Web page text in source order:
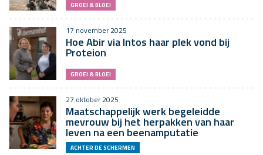
GROEI & BLOEI
17 november 2025
Hoe Abir via Intos haar plek vond bij
Proteion
GROEI & BLOEI
27 oktober 2025
Maatschappelijk werk begeleidde
mevrouw bij het herpakken van haar
leven na een beenamputatie
ACHTER DE SCHERMEN